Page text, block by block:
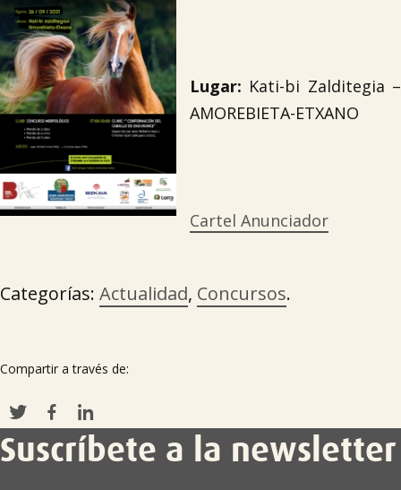
Lugar: Kati-bi Zalditegia –
AMOREBIETA-ETXANO
Cartel Anunciador
Categorías: Actualidad, Concursos.
Compartir a través de:
Suscríbete a la newsletter